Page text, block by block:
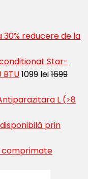
30% reducere de la
Star-
BTU1099 lei1699
L (>8
disponibilă prin
comprimate